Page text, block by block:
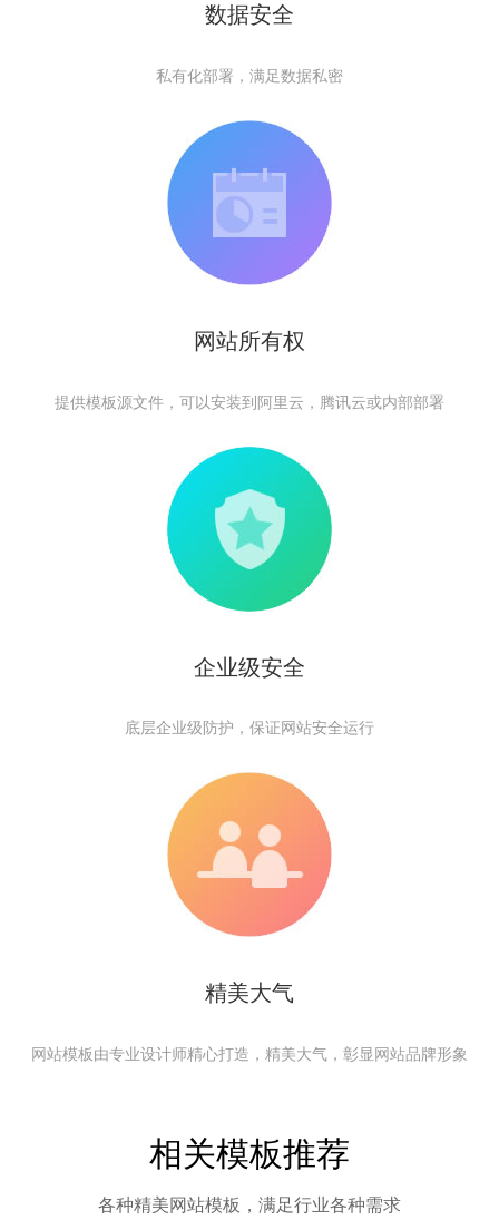
数据安全
私有化部署，满足数据私密
网站所有权
提供模板源文件，可以安装到阿里云，腾讯云或内部部署
企业级安全
底层企业级防护，保证网站安全运行
精美大气
网站模板由专业设计师精心打造，精美大气，彰显网站品牌形象
相关模板推荐
各种精美网站模板，满足行业各种需求